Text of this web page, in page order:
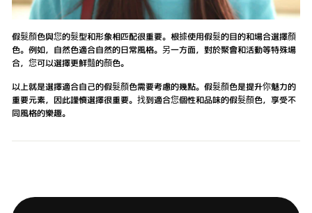
假髮顏色與您的髮型和形象相匹配很重要。根據使用假髮的目的和場合選擇顏
色。例如，自然色適合自然的日常風格。另一方面，對於聚會和活動等特殊場
合，您可以選擇更鮮豔的顏色。
以上就是選擇適合自己的假髮顏色需要考慮的幾點。假髮顏色是提升你魅力的
重要元素，因此謹慎選擇很重要。找到適合您個性和品味的假髮顏色，享受不
同風格的樂趣。